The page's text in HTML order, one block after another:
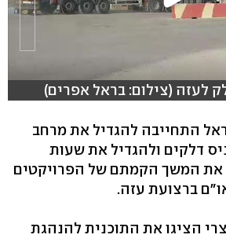
לעזה (צילום: בראל אפרים)
התחייבה להגדיל את מרחב
דלקים ולהגדיל את שעות
את המשך הקמתם של הפרויקטים
ברצועת עזה.
הציגו את התוכנית להנהגת